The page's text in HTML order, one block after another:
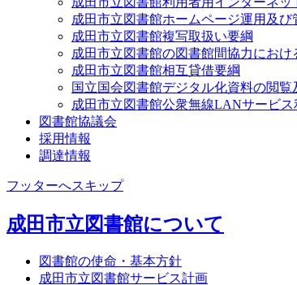
成田市立図書館ホームページ運用及び
成田市立図書館複写取扱い要綱
成田市立図書館の図書館間協力にお
成田市立図書館相互貸借要綱
国立国会図書館デジタル化資料の閲覧
成田市立図書館公衆無線LANサービス
図書館協議会
採用情報
調達情報
フッターへスキップ
成田市立図書館について
図書館の使命・基本方針
成田市立図書館サービス計画